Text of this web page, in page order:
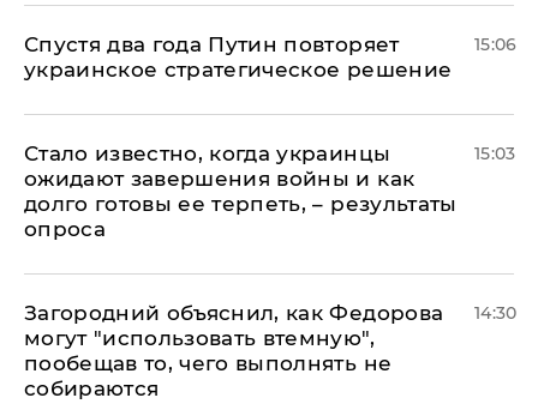
Спустя два года Путин повторяет
украинское стратегическое решение
15:06
Стало известно, когда украинцы
ожидают завершения войны и как
долго готовы ее терпеть, – результаты
опроса
15:03
Загородний объяснил, как Федорова
могут "использовать втемную",
пообещав то, чего выполнять не
собираются
14:30